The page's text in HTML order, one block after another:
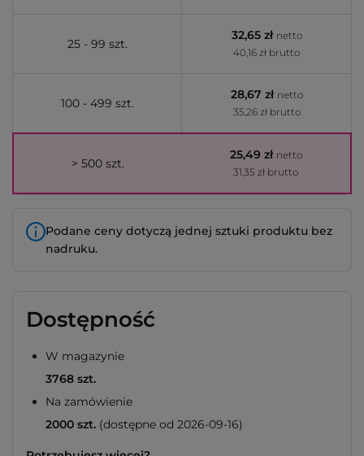
25 - 99 szt.
32,65 zł netto
40,16 zł brutto
100 - 499 szt.
28,67 zł netto
35,26 zł brutto
> 500 szt.
25,49 zł netto
31,35 zł brutto
Podane ceny dotyczą jednej sztuki produktu bez
nadruku.
Dostępność
W magazynie
3768 szt.
Na zamówienie
2000 szt. (dostępne od 2026-09-16)